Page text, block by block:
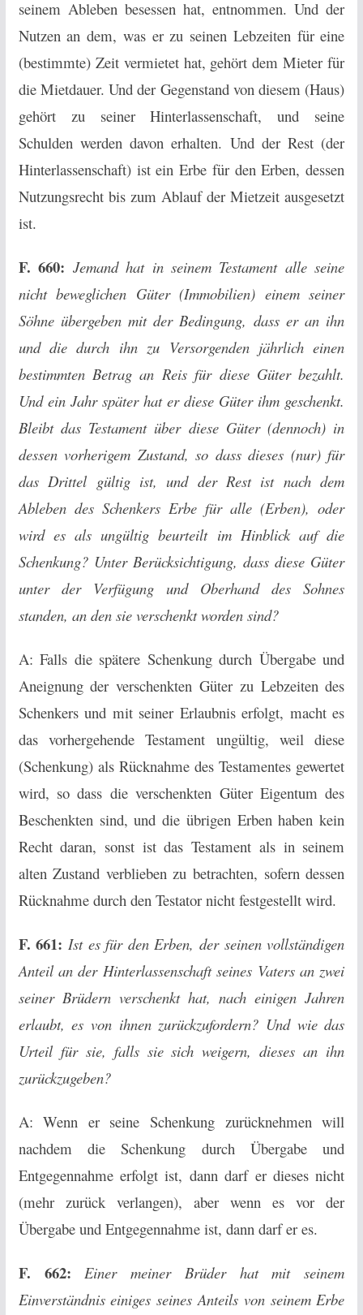
seinem Ableben besessen hat, entnommen. Und der
Nutzen an dem, was er zu seinen Lebzeiten für eine
(bestimmte) Zeit vermietet hat, gehört dem Mieter für
die Mietdauer. Und der Gegenstand von diesem (Haus)
gehört zu seiner Hinterlassenschaft, und seine
Schulden werden davon erhalten. Und der Rest (der
Hinterlassenschaft) ist ein Erbe für den Erben, dessen
Nutzungsrecht bis zum Ablauf der Mietzeit ausgesetzt
ist.
F. 660: Jemand hat in seinem Testament alle seine
nicht beweglichen Güter (Immobilien) einem seiner
Söhne übergeben mit der Bedingung, dass er an ihn
und die durch ihn zu Versorgenden jährlich einen
bestimmten Betrag an Reis für diese Güter bezahlt.
Und ein Jahr später hat er diese Güter ihm geschenkt.
Bleibt das Testament über diese Güter (dennoch) in
dessen vorherigem Zustand, so dass dieses (nur) für
das Drittel gültig ist, und der Rest ist nach dem
Ableben des Schenkers Erbe für alle (Erben), oder
wird es als ungültig beurteilt im Hinblick auf die
Schenkung? Unter Berücksichtigung, dass diese Güter
unter der Verfügung und Oberhand des Sohnes
standen, an den sie verschenkt worden sind?
A: Falls die spätere Schenkung durch Übergabe und
Aneignung der verschenkten Güter zu Lebzeiten des
Schenkers und mit seiner Erlaubnis erfolgt, macht es
das vorhergehende Testament ungültig, weil diese
(Schenkung) als Rücknahme des Testamentes gewertet
wird, so dass die verschenkten Güter Eigentum des
Beschenkten sind, und die übrigen Erben haben kein
Recht daran, sonst ist das Testament als in seinem
alten Zustand verblieben zu betrachten, sofern dessen
Rücknahme durch den Testator nicht festgestellt wird.
F. 661: Ist es für den Erben, der seinen vollständigen
Anteil an der Hinterlassenschaft seines Vaters an zwei
seiner Brüdern verschenkt hat, nach einigen Jahren
erlaubt, es von ihnen zurückzufordern? Und wie das
Urteil für sie, falls sie sich weigern, dieses an ihn
zurückzugeben?
A: Wenn er seine Schenkung zurücknehmen will
nachdem die Schenkung durch Übergabe und
Entgegennahme erfolgt ist, dann darf er dieses nicht
(mehr zurück verlangen), aber wenn es vor der
Übergabe und Entgegennahme ist, dann darf er es.
F. 662:
Einer meiner Brüder hat mit seinem
Einverständnis einiges seines Anteils von seinem Erbe